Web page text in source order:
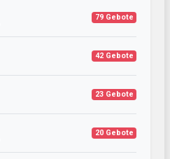
79 Gebote
42 Gebote
23 Gebote
20 Gebote